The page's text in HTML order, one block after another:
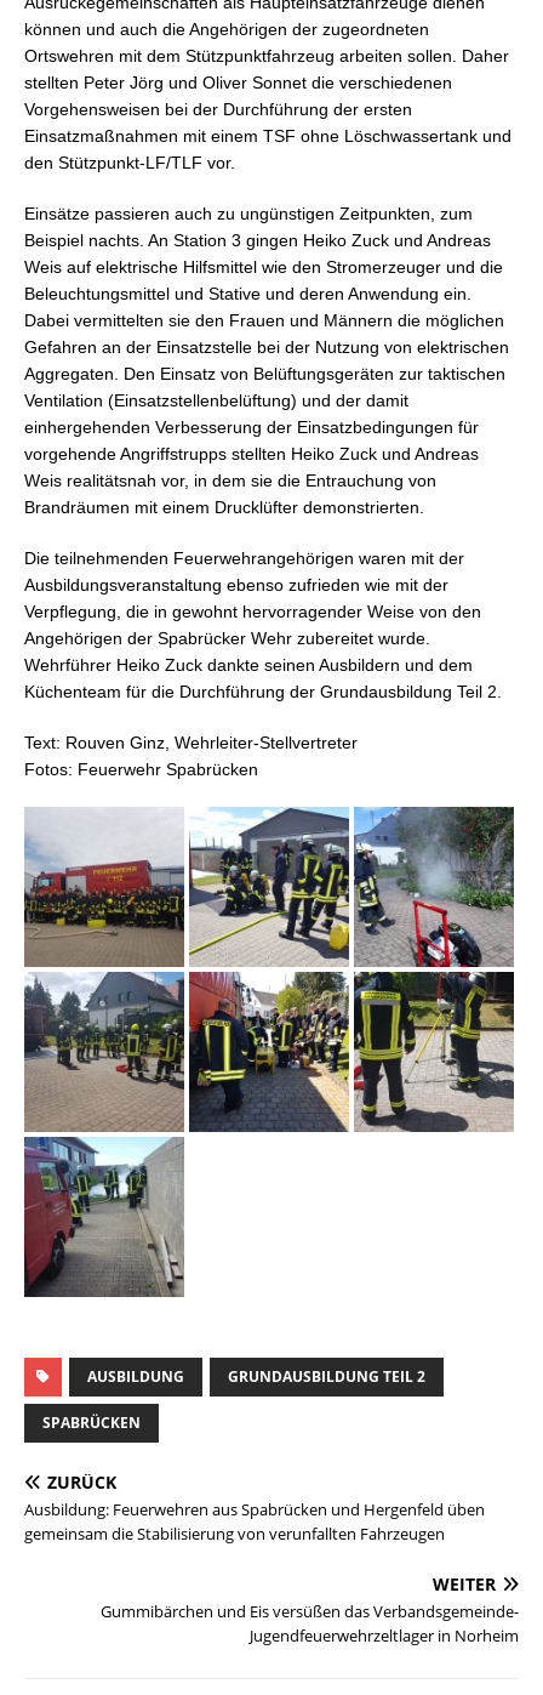
können und auch die Angehörigen der zugeordneten
Ortswehren mit dem Stützpunktfahrzeug arbeiten sollen. Daher
stellten Peter Jörg und Oliver Sonnet die verschiedenen
Vorgehensweisen bei der Durchführung der ersten
Einsatzmaßnahmen mit einem TSF ohne Löschwassertank und
den Stützpunkt-LF/TLF vor.
Einsätze passieren auch zu ungünstigen Zeitpunkten, zum
Beispiel nachts. An Station 3 gingen Heiko Zuck und Andreas
Weis auf elektrische Hilfsmittel wie den Stromerzeuger und die
Beleuchtungsmittel und Stative und deren Anwendung ein.
Dabei vermittelten sie den Frauen und Männern die möglichen
Gefahren an der Einsatzstelle bei der Nutzung von elektrischen
Aggregaten. Den Einsatz von Belüftungsgeräten zur taktischen
Ventilation (Einsatzstellenbelüftung) und der damit
einhergehenden Verbesserung der Einsatzbedingungen für
vorgehende Angriffstrupps stellten Heiko Zuck und Andreas
Weis realitätsnah vor, in dem sie die Entrauchung von
Brandräumen mit einem Drucklüfter demonstrierten.
Die teilnehmenden Feuerwehrangehörigen waren mit der
Ausbildungsveranstaltung ebenso zufrieden wie mit der
Verpflegung, die in gewohnt hervorragender Weise von den
Angehörigen der Spabrücker Wehr zubereitet wurde.
Wehrführer Heiko Zuck dankte seinen Ausbildern und dem
Küchenteam für die Durchführung der Grundausbildung Teil 2.
Text: Rouven Ginz, Wehrleiter-Stellvertreter
Fotos: Feuerwehr Spabrücken
AUSBILDUNG GRUNDAUSBILDUNG TEIL 2
SPABRÜCKEN
ZURÜCK
Ausbildung: Feuerwehren aus Spabrücken und Hergenfeld üben
gemeinsam die Stabilisierung von verunfallten Fahrzeugen
WEITER
Gummibärchen und Eis versüßen das Verbandsgemeinde-
Jugendfeuerwehrzeltlager in Norheim